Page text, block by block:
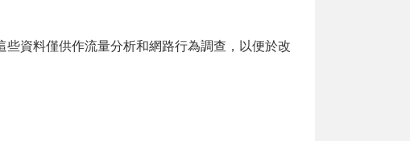
資料僅供作流量分析和網路行為調查，以便於改